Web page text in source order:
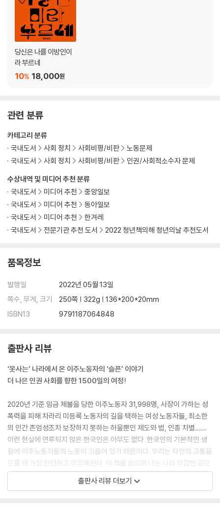
6장 | 고립과 폭력에 둘러싸여
성폭력에 노출된 여성 이주노동자
이주노동자의 건강권
7장 | 불법인 사람은 없습니다
코로나 시대에 우리가 배울 수 있는 것
주석
당신은 나를 이방인이
라 부르네
18,000원
10%
관련 분류
수상내역 및 미디어 추천 분류
국내도서
미디어 추천
중앙일보
국내도서
미디어 추천
동아일보
국내도서
미디어 추천
한겨레
국내도서
전문기관 추천 도서 2022 청년책의해 청년의날 추천도서
카테고리 분류
국내도서
사회 정치 사회비평/비판
노동문제
국내도서
사회 정치 사회비평/비판 인권/사회적소수자 문제
품목정보
발행일
2022년 05월 13일
쪽수, 무게, 크기
250쪽 | 322g | 136*200*20mm
ISBN13
9791187064848
출판사 리뷰
‘못사는’ 나라에서 온 이주노동자의 ‘슬픈’ 이야기
더 나은 인권 사회를 향한 1500일의 여정!
2020년 기준 임금 체불을 당한 이주노동자 31,998명, 사장이 가하는 성
폭력을 피해 차라리 미등록 노동자의 길을 택하는 여성 노동자들, 최소한
의 인간 존엄성조차 보장하지 못하는 허울뿐인 제도와 법, 인종 차별……
이런 현실에 연루되지 않은 한국인은 아무도 없다. 한국인의 기본적인 생
활에 이주노동자들의 노동이 깃들어 있기 때문이다. 우리는 타인의 고통을
모를 때 가장 잔인하고 무감해진다. 이 책을 읽으며 나는 나의 무감한 공모
를 깨닫게 되었고 마음이 아팠다. 《깻잎 투쟁기》가 많은 분에게 가닿기를,
그리하여 이 책이 잔인함에 이토록 관대한 이 사회를 변화하게 할 수 있는
출판사 리뷰 더보기